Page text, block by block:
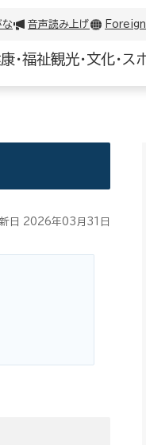
な 音声読み上げ
・福祉観光・文化・ス
日 2026年03月31日